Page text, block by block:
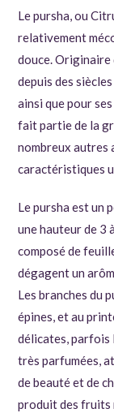
Le pursha, ou
relativement
douce.
depuis des
ainsi que pour
fait partie de la
nombreux autres
caractéristiques
Le pursha est un
une hauteur de 3
composé de
dégagent un
Les branches du
épines, et au
délicates, parfois
très parfumées,
de beauté et de
produit des fruits